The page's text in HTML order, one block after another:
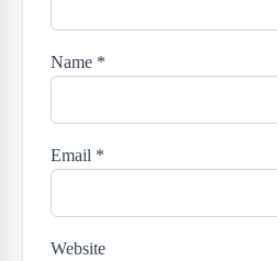
Name *
Email *
Website